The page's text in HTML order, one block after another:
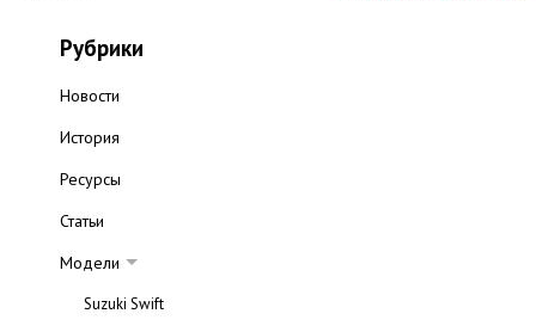
Рубрики
Новости
История
Ресурсы
Статьи
Модели
Suzuki Swift